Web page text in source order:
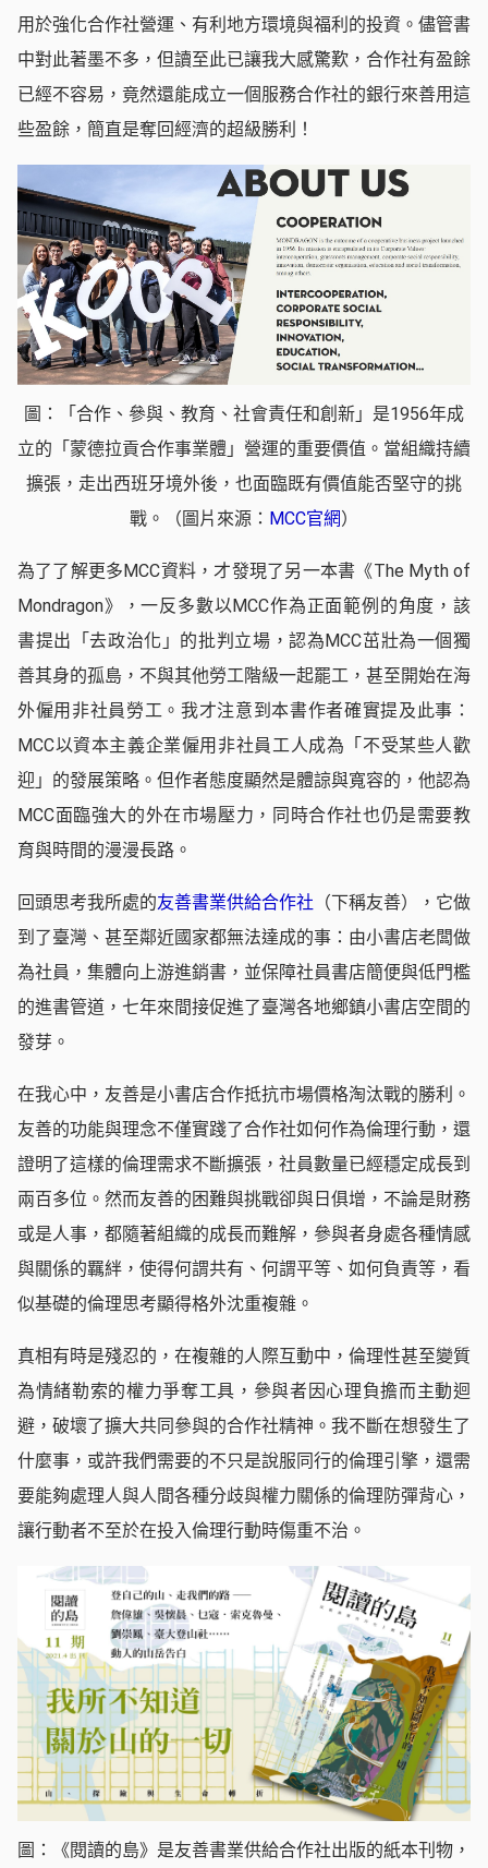
用於強化合作社營運、有利地方環境與福利的投資。儘管書
中對此著墨不多，但讀至此已讓我大感驚歎，合作社有盈餘
已經不容易，竟然還能成立一個服務合作社的銀行來善用這
些盈餘，簡直是奪回經濟的超級勝利！
圖：「合作、參與、教育、社會責任和創新」是1956年成
立的「蒙德拉貢合作事業體」營運的重要價值。當組織持續
擴張，走出西班牙境外後，也面臨既有價值能否堅守的挑
戰。（圖片來源： MCC官網）
為了了解更多MCC資料，才發現了另一本書《The Myth of
Mondragon》，一反多數以MCC作為正面範例的角度，該
書提出「去政治化」的批判立場，認為MCC茁壯為一個獨
善其身的孤島，不與其他勞工階級一起罷工，甚至開始在海
外僱用非社員勞工。我才注意到本書作者確實提及此事：
MCC以資本主義企業僱用非社員工人成為「不受某些人歡
迎」的發展策略。但作者態度顯然是體諒與寬容的，他認為
MCC面臨強大的外在市場壓力，同時合作社也仍是需要教
育與時間的漫漫長路。
回頭思考我所處的友善書業供給合作社 （下稱友善），它做
到了臺灣、甚至鄰近國家都無法達成的事：由小書店老闆做
為社員，集體向上游進銷書，並保障社員書店簡便與低門檻
的進書管道，七年來間接促進了臺灣各地鄉鎮小書店空間的
發芽。
在我心中，友善是小書店合作抵抗市場價格淘汰戰的勝利。
友善的功能與理念不僅實踐了合作社如何作為倫理行動，還
證明了這樣的倫理需求不斷擴張，社員數量已經穩定成長到
兩百多位。然而友善的困難與挑戰卻與日俱增，不論是財務
或是人事，都隨著組織的成長而難解，參與者身處各種情感
與關係的羈絆，使得何謂共有、何謂平等、如何負責等，看
似基礎的倫理思考顯得格外沈重複雜。
真相有時是殘忍的，在複雜的人際互動中，倫理性甚至變質
為情緒勒索的權力爭奪工具，參與者因心理負擔而主動迴
避，破壞了擴大共同參與的合作社精神。我不斷在想發生了
什麼事，或許我們需要的不只是說服同行的倫理引擎，還需
要能夠處理人與人間各種分歧與權力關係的倫理防彈背心，
讓行動者不至於在投入倫理行動時傷重不治。
圖：《閱讀的島》是友善書業供給合作社出版的紙本刊物，